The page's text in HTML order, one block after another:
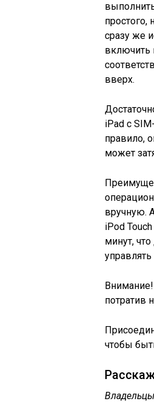
простого,
сразу же
включить
вверх.
iPad с
правило,
может
вручную.
iPod
минут,
Внимание!
потратив
чтобы